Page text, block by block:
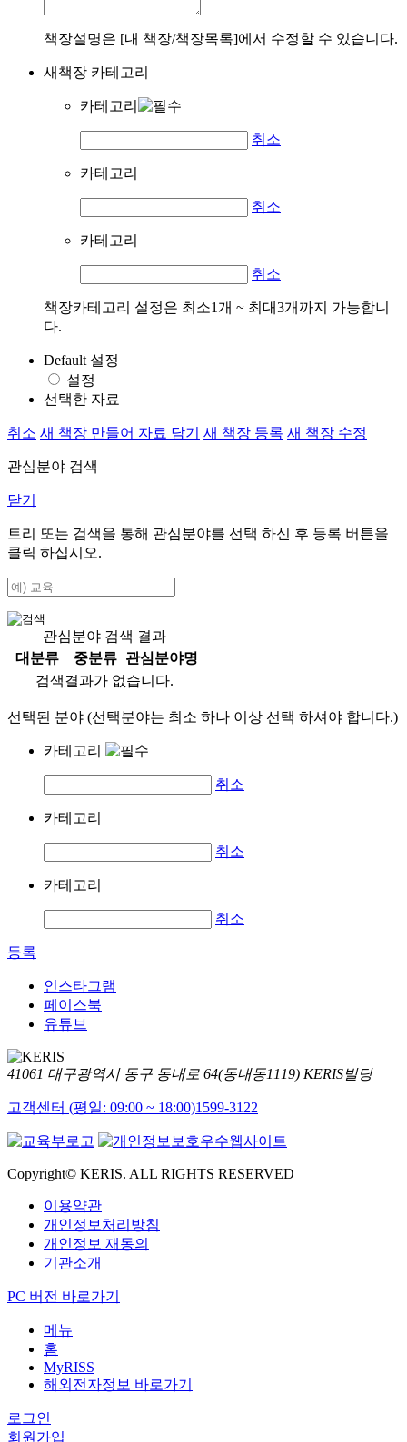
책장설명은 [내 책장/책장목록]에서 수정할 수 있습니다.
새책장 카테고리
카테고리
취소
카테고리
취소
카테고리
취소
책장카테고리 설정은 최소1개 ~ 최대3개까지 가능합니
다.
Default 설정
설정
선택한 자료
취소 새 책장 만들어 자료 담기 새 책장 등록 새 책장 수정
관심분야 검색
닫기
트리 또는 검색을 통해 관심분야를 선택 하신 후 등록 버튼을
클릭 하십시오.
관심분야 검색 결과
대분류
중분류
관심분야명
검색결과가 없습니다.
선택된 분야 (선택분야는 최소 하나 이상 선택 하셔야 합니다.)
카테고리
취소
카테고리
취소
카테고리
취소
등록
인스타그램
페이스북
유튜브
41061 대구광역시 동구 동내로 64(동내동1119) KERIS빌딩
고객센터 (평일: 09:00 ~ 18:00)1599-3122
Copyright© KERIS. ALL RIGHTS RESERVED
이용약관
개인정보처리방침
개인정보 재동의
기관소개
PC 버전 바로가기
메뉴
홈
MyRISS
해외전자정보 바로가기
로그인
회원가입